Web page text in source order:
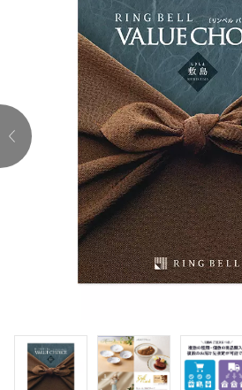
prev